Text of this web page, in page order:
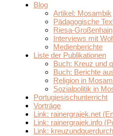
Blog
Artikel: Mosambik
Pädagogische
Riesa-Großenhain
Interviews mit
Medienberichte
Liste der Publikationen
Buch: Kreuz und
Buch: Berichte
Religion in
Sozialpolitik in
Portugiesischunterricht
Vorträge
Link: rainergrajek.net
Link: rainergrajek.info
Link: